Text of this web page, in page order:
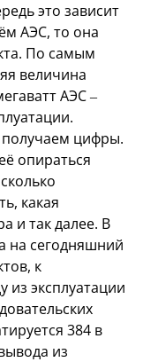
это зависит
АЭС, то она
По самым
величина
АЭС –
цифры.
опираться
какая
и так далее. В
на сегодняшний
к
из эксплуатации
384 в
из